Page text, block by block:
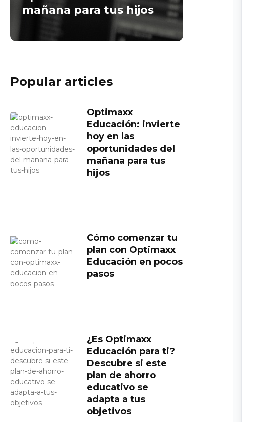
mañana para tus hijos
Popular articles
Optimaxx
Educación: invierte
hoy en las
oportunidades del
mañana para tus
hijos
Cómo comenzar tu
plan con Optimaxx
Educación en pocos
pasos
¿Es Optimaxx
Educación para ti?
Descubre si este
plan de ahorro
educativo se
adapta a tus
objetivos